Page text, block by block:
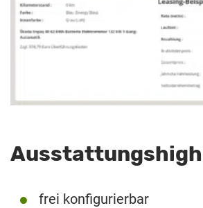
frei konfigurierbar